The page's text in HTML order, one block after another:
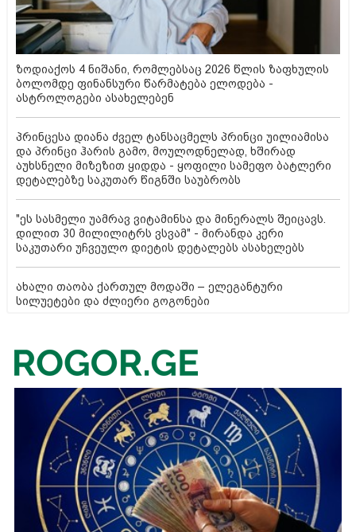
ზოდიაქოს 4 ნიშანი, რომლებსაც 2026 წლის ზაფხულის
ბოლომდე ფინანსური წარმატება ელოდება -
ასტროლოგები ასახელებენ
პრინცესა დიანა ძველ ტანსაცმელს პრინცი უილიამისა
და პრინცი ჰარის გამო, მოულოდნელად, ხშირად
აუხსნელი მიზეზით ყიდდა - ყოფილი სამეფო ბატლერი
დეტალებზე საკუთარ წიგნში საუბრობს
"ეს სასმელი უამრავ ვიტამინსა და მინერალს შეიცავს.
დილით 30 მილილიტრს ვსვამ" - მირანდა კერი
საკუთარი უჩვეულო დიეტის დეტალებს ასახელებს
ახალი თაობა ქართულ მოდაში – ელეგანტური
სილუეტები და ძლიერი გოგონები